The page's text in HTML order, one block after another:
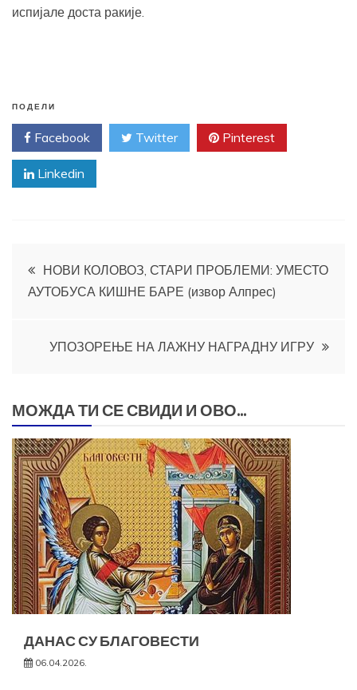
испијале доста ракије.
ПОДЕЛИ
Facebook Twitter Pinterest
Linkedin
Кретање
чланка
НОВИ КОЛОВОЗ, СТАРИ ПРОБЛЕМИ: УМЕСТО
АУТОБУСА КИШНЕ БАРЕ (извор Алпрес)
УПОЗОРЕЊЕ НА ЛАЖНУ НАГРАДНУ ИГРУ
МОЖДА ТИ СЕ СВИДИ И ОВО...
ДАНАС СУ БЛАГОВЕСТИ
06.04.2026.